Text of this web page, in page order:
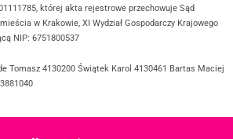
której akta rejestrowe przechowuje Sąd
w Krakowie, XI Wydział Gospodarczy Krajowego
NIP: 6751800537
Tomasz 4130200 Świątek Karol 4130461 Bartas Maciej